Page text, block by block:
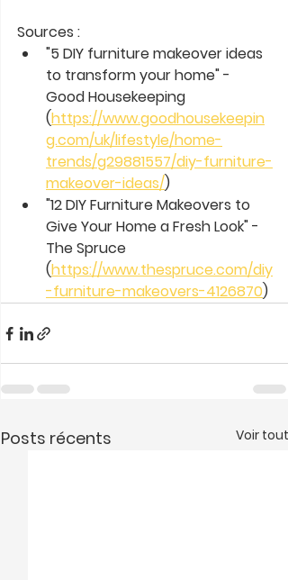
Sources :
"5 DIY furniture makeover ideas
to transform your home" -
Good Housekeeping
(https://www.goodhousekeepin
g.com/uk/lifestyle/home-
trends/g29881557/diy-furniture-
makeover-ideas/)
"12 DIY Furniture Makeovers to
Give Your Home a Fresh Look" -
The Spruce
(https://www.thespruce.com/diy
-furniture-makeovers-4126870)
Posts récents Voir tout